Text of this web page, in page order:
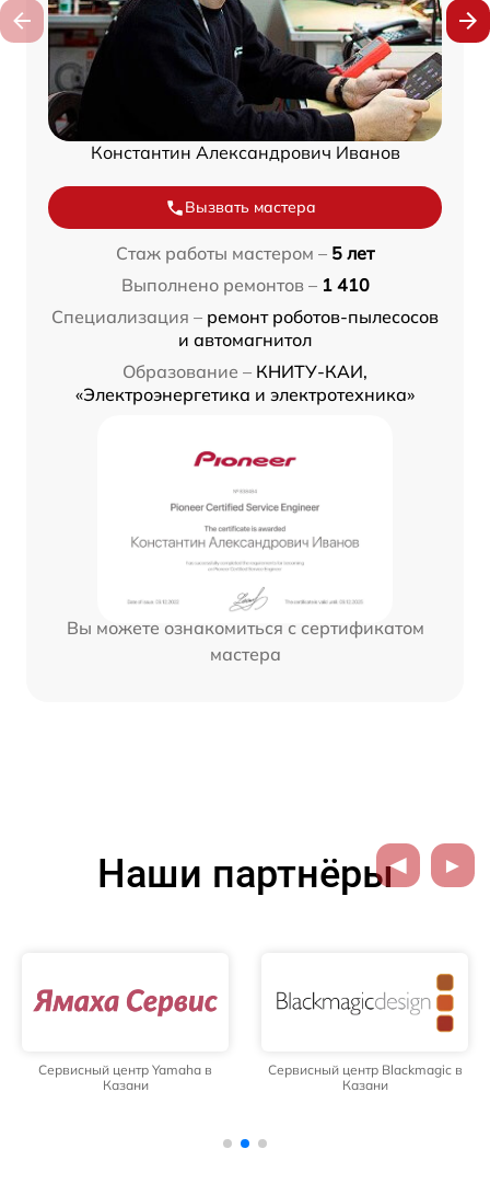
Константин Александрович Иванов
Вызвать мастера
Стаж работы мастером – 5 лет
Выполнено ремонтов – 1 410
Специализация – ремонт роботов-пылесосов
и автомагнитол
Образование – КНИТУ-КАИ,
«Электроэнергетика и электротехника»
Вы можете ознакомиться с сертификатом
мастера
Наши партнёры
Сервисный центр Yamaha в
Казани
Сервисный центр Blackmagic в
Казани